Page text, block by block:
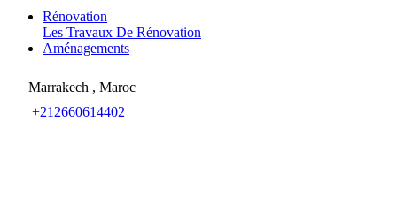
Rénovation
Les Travaux De Rénovation
Aménagements
Marrakech , Maroc
+212660614402